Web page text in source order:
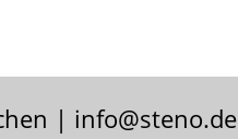
| info@steno.de